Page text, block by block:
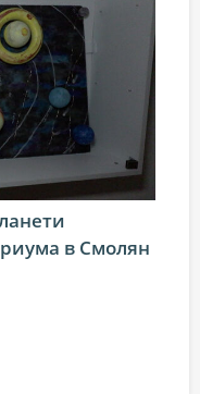
в Смолян